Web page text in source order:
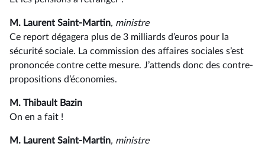
M. Laurent Saint-Martin, ministre
Ce report dégagera plus de 3 milliards d’euros pour la
sécurité sociale. La commission des affaires sociales s’est
prononcée contre cette mesure. J’attends donc des contre-
propositions d’économies.
M. Thibault Bazin
On en a fait !
M. Laurent Saint-Martin, ministre